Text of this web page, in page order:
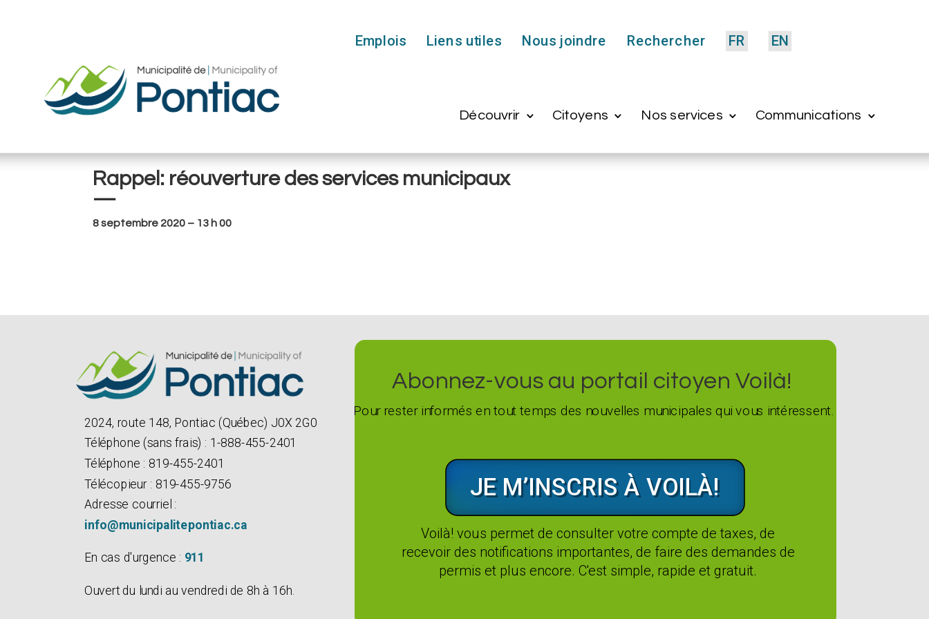
Emplois Liens utiles Nous joindre Rechercher FR EN
Découvrir Citoyens Nos services Communications
Rappel: réouverture des services municipaux
—
8 septembre 2020 – 13 h 00
2024, route 148, Pontiac (Québec) J0X 2G0
Téléphone (sans frais) : 1-888-455-2401
Téléphone : 819-455-2401
Télécopieur : 819-455-9756
Adresse courriel :
info@municipalitepontiac.ca
En cas d'urgence : 911
Ouvert du lundi au vendredi de 8h à 16h.
Abonnez-vous au portail citoyen Voilà!
Pour rester informés en tout temps des nouvelles municipales qui vous intéressent.
JE M’INSCRIS À VOILÀ!
Voilà! vous permet de consulter votre compte de taxes, de
recevoir des notifications importantes, de faire des demandes de
permis et plus encore. C'est simple, rapide et gratuit.